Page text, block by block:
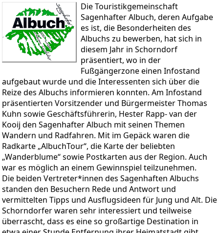
Die Touristikgemeinschaft
Sagenhafter Albuch, deren Aufgabe
es ist, die Besonderheiten des
Albuchs zu bewerben, hat sich in
diesem Jahr in Schorndorf
präsentiert, wo in der
Fußgängerzone einen Infostand
aufgebaut wurde und die Interessenten sich über die
Reize des Albuchs informieren konnten. Am Infostand
präsentierten Vorsitzender und Bürgermeister Thomas
Kuhn sowie Geschäftsführerin, Hester Rapp- van der
Kooij den Sagenhafter Albuch mit seinen Themen
Wandern und Radfahren. Mit im Gepäck waren die
Radkarte „AlbuchTour“, die Karte der beliebten
„Wanderblume“ sowie Postkarten aus der Region. Auch
war es möglich an einem Gewinnspiel teilzunehmen.
Die beiden Vertreter*innen des Sagenhaften Albuchs
standen den Besuchern Rede und Antwort und
vermittelten Tipps und Ausflugsideen für Jung und Alt. Die
Schorndorfer waren sehr interessiert und teilweise
überrascht, dass es eine so großartige Destination in